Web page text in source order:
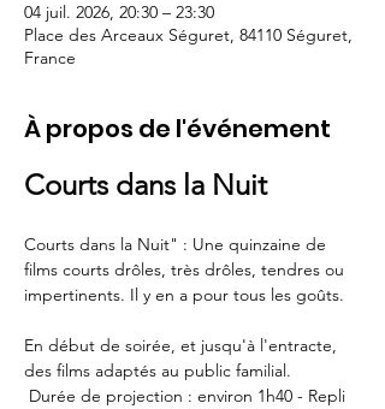
04 juil. 2026, 20:30 – 23:30
Place des Arceaux Séguret, 84110 Séguret,
France
À propos de l'événement
Courts dans la Nuit
Courts dans la Nuit" : Une quinzaine de
films courts drôles, très drôles, tendres ou
impertinents. Il y en a pour tous les goûts.
En début de soirée, et jusqu'à l'entracte,
des films adaptés au public familial.